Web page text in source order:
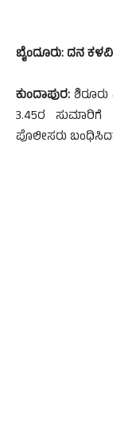
ಬೈಂದೂರು: ದನ
ಕುಂದಾಪುರ:
3.45ರ ಸುಮಾರಿಗೆ
ಪೊಲೀಸರು